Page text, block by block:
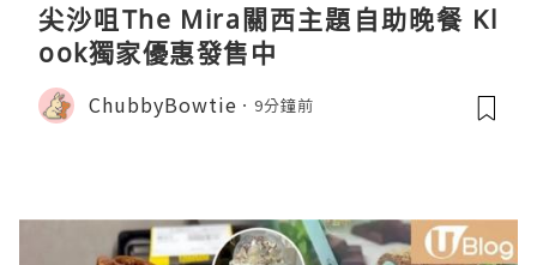
尖沙咀The Mira關西主題自助晚餐 Kl
ook獨家優惠發售中
ChubbyBowtie 9分鐘前